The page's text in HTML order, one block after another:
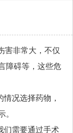
害非常大，不仅
障碍等，这些危
况选择药物，
。
们需要通过手术